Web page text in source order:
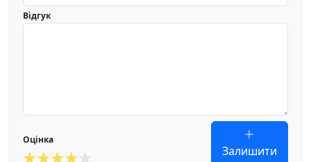
Відгук
Оцінка
Залишити